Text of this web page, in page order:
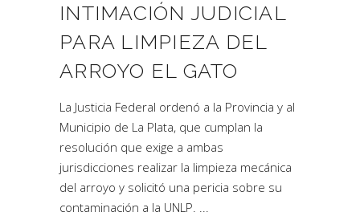
INTIMACIÓN JUDICIAL
PARA LIMPIEZA DEL
ARROYO EL GATO
La Justicia Federal ordenó a la Provincia y al
Municipio de La Plata, que cumplan la
resolución que exige a ambas
jurisdicciones realizar la limpieza mecánica
del arroyo y solicitó una pericia sobre su
contaminación a la UNLP.